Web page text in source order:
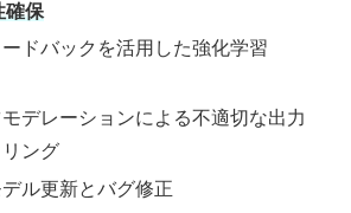
確保
ードバックを活用した強化学習
デレーションによる不適切な出力
ング
ル更新とバグ修正